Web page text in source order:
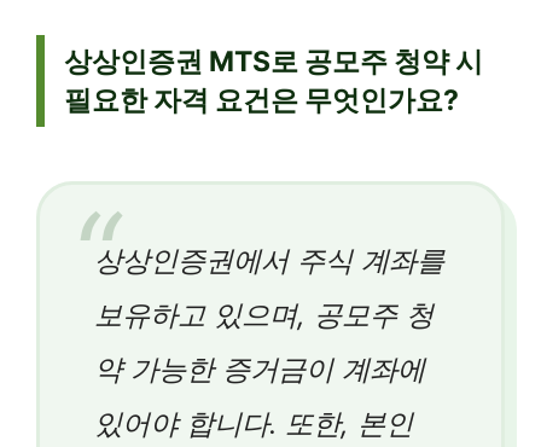
상상인증권 MTS로 공모주 청약 시
필요한 자격 요건은 무엇인가요?
상상인증권에서 주식 계좌를
보유하고 있으며, 공모주 청
약 가능한 증거금이 계좌에
있어야 합니다. 또한, 본인